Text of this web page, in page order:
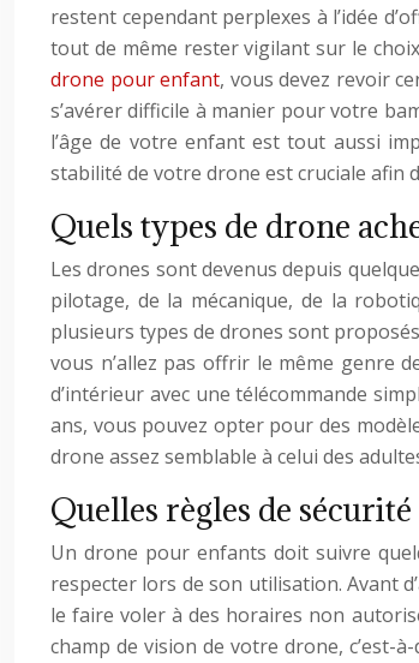
restent cependant perplexes à l’idée
tout de même rester vigilant sur le
drone pour enfant, vous devez revoir
s’avérer difficile à manier pour votre
l’âge de votre enfant est tout aussi
stabilité de votre drone est cruciale afin
Quels types de drone
Les drones sont devenus depuis
pilotage, de la mécanique, de la
plusieurs types de drones sont
vous n’allez pas offrir le même genre
d’intérieur avec une télécommande
ans, vous pouvez opter pour des
drone assez semblable à celui des
Quelles règles de
Un drone pour enfants doit suivre
respecter lors de son utilisation. Avant
le faire voler à des horaires non
champ de vision de votre drone, c’est-